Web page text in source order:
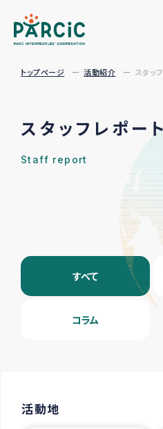
トップページ 活動紹介 スタッ
スタッフレポー
Staff report
すべて
コラム
活動地